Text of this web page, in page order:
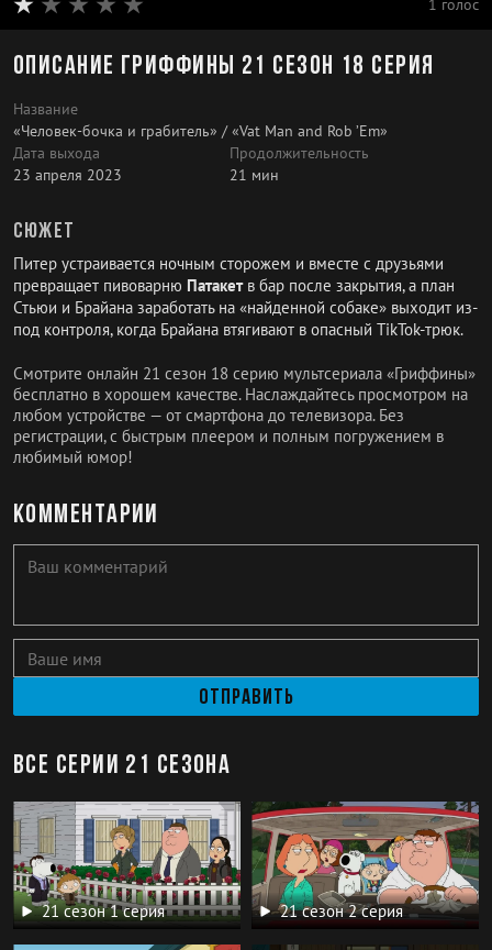
1 голос
Описание Гриффины 21 сезон 18 серия
Название
«Человек-бочка и грабитель» / «Vat Man and Rob ’Em»
Дата выхода
23 апреля 2023
Продолжительность
21 мин
Сюжет
Питер устраивается ночным сторожем и вместе с друзьями
превращает пивоварню Патакетв бар после закрытия, а план
Стьюи и Брайана заработать на «найденной собаке» выходит из-
под контроля, когда Брайана втягивают в опасный TikTok-трюк.
Смотрите онлайн 21 сезон 18 серию мультсериала «Гриффины»
бесплатно в хорошем качестве. Наслаждайтесь просмотром на
любом устройстве — от смартфона до телевизора. Без
регистрации, с быстрым плеером и полным погружением в
любимый юмор!
Комментарии
Отправить
Все серии 21 сезона
21 сезон 1 серия 21 сезон 2 серия